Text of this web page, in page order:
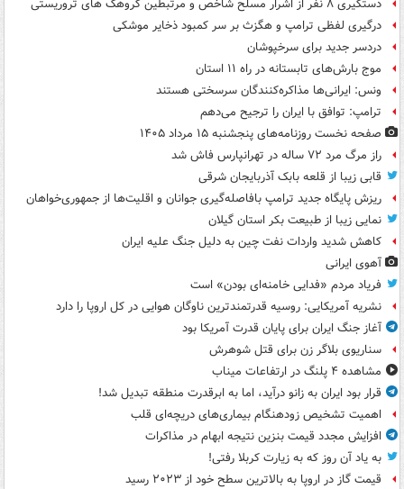
دستگیری ۸ نفر از اشرار مسلح شاخص و مرتبطین گروهک های تروریستی
درگیری لفظی ترامپ و هگزث بر سر کمبود ذخایر موشکی
دردسر جدید برای سرخپوشان
موج بارش‌های تابستانه در راه ۱۱ استان
ونس: ایرانی‌ها مذاکره‌کنندگان سرسختی هستند
ترامپ: توافق با ایران را ترجیح می‌دهم
صفحه نخست روزنامه‌های پنجشنبه ۱۵ مرداد ۱۴۰۵
راز مرگ مرد ۷۲ ساله در تهرانپارس فاش شد
قابی زیبا از قلعه بابک آذربایجان شرقی
ریزش پایگاه جدید ترامپ بافاصله‌گیری جوانان و اقلیت‌ها از جمهوری‌خواهان
نمایی زیبا از طبیعت بکر استان گیلان
کاهش شدید واردات نفت چین به دلیل جنگ علیه ایران
آهوی ایرانی
فریاد مردم «فدایی خامنه‌ای بودن» است
نشریه آمریکایی: روسیه قدرتمندترین ناوگان هوایی در کل اروپا را دارد
آغاز جنگ ایران برای پایان قدرت آمریکا بود
سناریوی بلاگر زن برای قتل شوهرش
مشاهده ۴ پلنگ در ارتفاعات میناب
قرار بود ایران به زانو درآید، اما به ابرقدرت منطقه تبدیل شد!
اهمیت تشخیص زودهنگام بیماری‌های دریچه‌ای قلب
افزایش مجدد قیمت بنزین نتیجه ابهام در مذاکرات
به یاد آن روز که به زیارت کربلا رفتی!
قیمت گاز در اروپا به بالاترین سطح خود از ۲۰۲۳ رسید